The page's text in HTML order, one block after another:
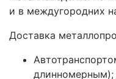
и в междугородних
Доставка
длинномерным);